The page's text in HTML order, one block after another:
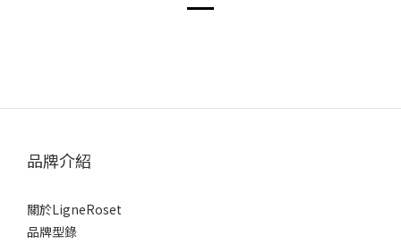
品牌介紹
關於LigneRoset
品牌型錄